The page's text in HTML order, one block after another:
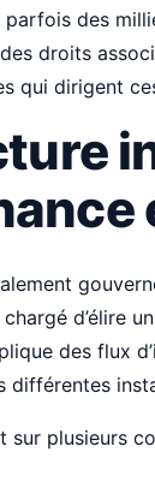
parfois des
droits
qui dirigent
d’élire
des flux
différentes
sur plusieurs